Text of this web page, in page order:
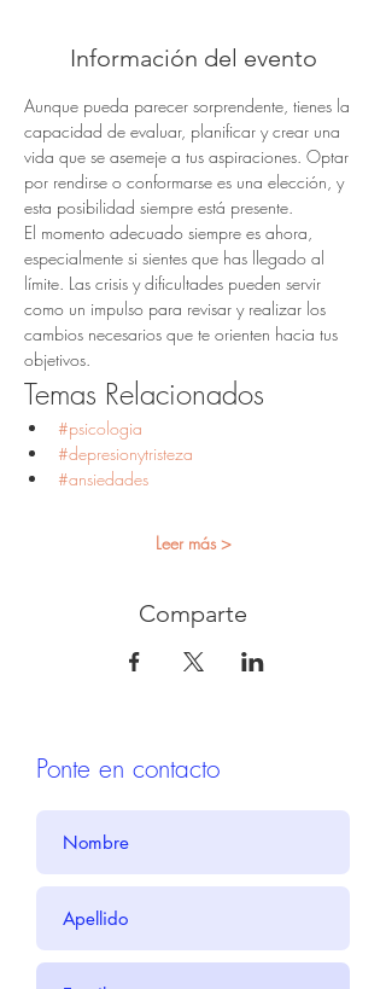
Información del evento
Aunque pueda parecer sorprendente, tienes la
capacidad de evaluar, planificar y crear una
vida que se asemeje a tus aspiraciones. Optar
por rendirse o conformarse es una elección, y
esta posibilidad siempre está presente.
El momento adecuado siempre es ahora,
especialmente si sientes que has llegado al
límite. Las crisis y dificultades pueden servir
como un impulso para revisar y realizar los
cambios necesarios que te orienten hacia tus
objetivos.
Temas Relacionados
#psicologia
#depresionytristeza
#ansiedades
Leer más >
Comparte
Ponte en contacto